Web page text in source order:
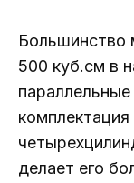
Большинство
500 куб.см в
делает его